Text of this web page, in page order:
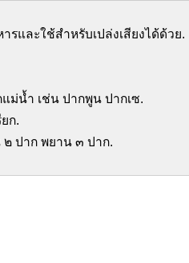
และใช้สำหรับเปล่งเสียงได้ด้วย.
ม่น้ำ เช่น ปากพูน ปากเซ.
ยก.
ปาก พยาน ๓ ปาก.